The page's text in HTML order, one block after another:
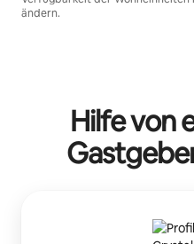
ändern.
Hilfe von